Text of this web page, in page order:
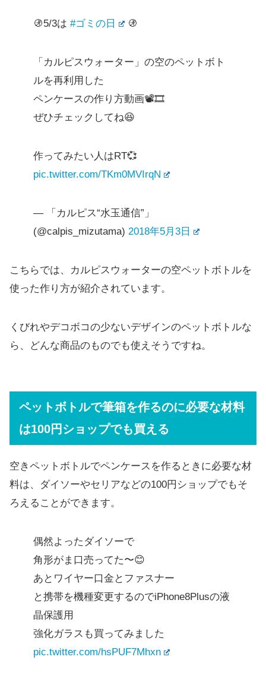
🚯5/3は #ゴミの日 🚯
「カルピスウォーター」の空のペットボト
ルを再利用した
ペンケースの作り方動画📽️🎞️
ぜひチェックしてね😆
作ってみたい人はRT💞
pic.twitter.com/TKm0MVIrqN
— 「カルピス“水玉通信”」
(@calpis_mizutama) 2018年5月3日
こちらでは、カルピスウォーターの空ペットボトルを
使った作り方が紹介されています。
くびれやデコボコの少ないデザインのペットボトルな
ら、どんな商品のものでも使えそうですね。
ペットボトルで筆箱を作るのに必要な材料
は100円ショップでも買える
空きペットボトルでペンケースを作るときに必要な材
料は、ダイソーやセリアなどの100円ショップでもそ
ろえることができます。
偶然よったダイソーで
角形がま口売ってた〜😊
あとワイヤー口金とファスナー
と携帯を機種変更するのでiPhone8Plusの液
晶保護用
強化ガラスも買ってみました
pic.twitter.com/hsPUF7Mhxn